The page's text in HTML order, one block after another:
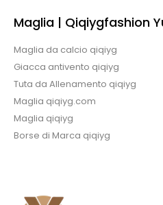
Maglia | Qiqiygfashion
Maglia da calcio qiqiyg
Giacca antivento qiqiyg
Tuta da Allenamento qiqiyg
Maglia qiqiyg.com
Maglia qiqiyg
Borse di Marca qiqiyg